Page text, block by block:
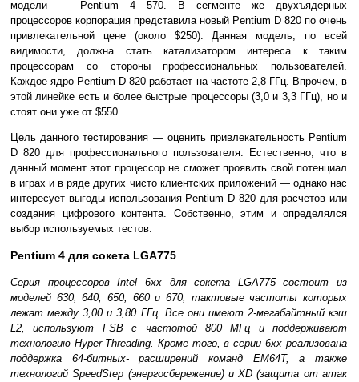
модели — Pentium 4 570. В сегменте же двухъядерных
процессоров корпорация представила новый Pentium D 820 по очень
привлекательной цене (около $250). Данная модель, по всей
видимости, должна стать катализатором интереса к таким
процессорам со стороны профессиональных пользователей.
Каждое ядро Pentium D 820 работает на частоте 2,8 ГГц. Впрочем, в
этой линейке есть и более быстрые процессоры (3,0 и 3,3 ГГц), но и
стоят они уже от $550.
Цель данного тестирования — оценить привлекательность Pentium
D 820 для профессионального пользователя. Естественно, что в
данный момент этот процессор не сможет проявить свой потенциал
в играх и в ряде других чисто клиентских приложений — однако нас
интересует выгоды использования Pentium D 820 для расчетов или
создания цифрового контента. Собственно, этим и определялся
выбор используемых тестов.
Pentium 4 для сокета LGA775
Серия процессоров Intel 6хх для сокета LGA775 состоит из
моделей 630, 640, 650, 660 и 670, тактовые частоты которых
лежат между 3,00 и 3,80 ГГц. Все они имеют 2-мегабайтный кэш
L2, используют FSB с частотой 800 МГц и поддерживают
технологию Hyper-Threading. Кроме того, в серии 6хх реализована
поддержка 64-битных- расширений команд EM64T, а также
технологий SpeedStep (энергосбережение) и XD (защита от атак